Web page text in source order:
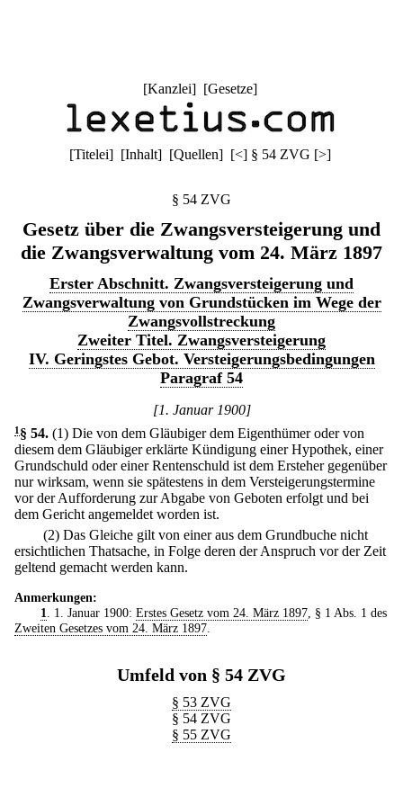
[Kanzlei] [Gesetze]
[Titelei] [Inhalt] [Quellen] [<] § 54 ZVG [>]
§ 54 ZVG
Gesetz über die Zwangsversteigerung und
die Zwangsverwaltung vom 24. März 1897
Erster Abschnitt. Zwangsversteigerung und
Zwangsverwaltung von Grundstücken im Wege der
Zwangsvollstreckung
Zweiter Titel. Zwangsversteigerung
IV. Geringstes Gebot. Versteigerungsbedingungen
Paragraf 54
[1. Januar 1900]
1 § 54. (1) Die von dem Gläubiger dem Eigenthümer oder von
diesem dem Gläubiger erklärte Kündigung einer Hypothek, einer
Grundschuld oder einer Rentenschuld ist dem Ersteher gegenüber
nur wirksam, wenn sie spätestens in dem Versteigerungstermine
vor der Aufforderung zur Abgabe von Geboten erfolgt und bei
dem Gericht angemeldet worden ist.
(2) Das Gleiche gilt von einer aus dem Grundbuche nicht
ersichtlichen Thatsache, in Folge deren der Anspruch vor der Zeit
geltend gemacht werden kann.
Anmerkungen:
1. 1. Januar 1900: Erstes Gesetz vom 24. März 1897, § 1 Abs. 1 des
Zweiten Gesetzes vom 24. März 1897.
Umfeld von § 54 ZVG
§ 53 ZVG
§ 54 ZVG
§ 55 ZVG